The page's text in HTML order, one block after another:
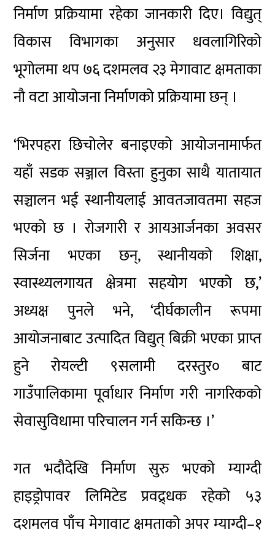
निर्माण प्रक्रियामा रहेका जानकारी दिए। विद्युत्
विकास विभागका अनुसार धवलागिरिको
भूगोलमा थप ७६ दशमलव २३ मेगावाट क्षमताका
नौ वटा आयोजना निर्माणको प्रक्रियामा छन् ।
‘भिरपहरा छिचोलेर बनाइएको आयोजनामार्फत
यहाँ सडक सञ्जाल विस्ता हुनुका साथै यातायात
सञ्चालन भई स्थानीयलाई आवतजावतमा सहज
भएको छ । रोजगारी र आयआर्जनका अवसर
सिर्जना भएका छन्, स्थानीयको शिक्षा,
स्वास्थ्यलगायत क्षेत्रमा सहयोग भएको छ,’
अध्यक्ष पुनले भने, ‘दीर्घकालीन रूपमा
आयोजनाबाट उत्पादित विद्युत् बिक्री भएका प्राप्त
हुने रोयल्टी ९सलामी दरस्तुर० बाट
गाउँपालिकामा पूर्वाधार निर्माण गरी नागरिकको
सेवासुविधामा परिचालन गर्न सकिन्छ ।’
गत भदौदेखि निर्माण सुरु भएको म्याग्दी
हाइड्रोपावर लिमिटेड प्रवद्र्धक रहेको ५३
दशमलव पाँच मेगावाट क्षमताको अपर म्याग्दी–१